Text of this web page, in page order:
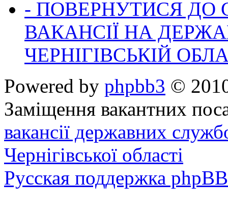
- ПОВЕРНУТИСЯ ДО
ВАКАНСІЇ НА
ЧЕРНІГІВСЬКІЙ
Powered by phpbb3 ©
Заміщення вакантних
вакансії державних
Чернігівської області
Русская поддержка phpBB